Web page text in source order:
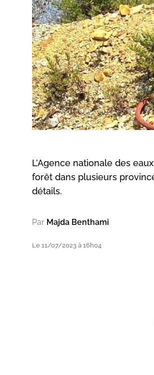
L’Agence nationale des
forêt dans plusieurs
détails.
Par Majda Benthami
Le 11/07/2023 à 16h04